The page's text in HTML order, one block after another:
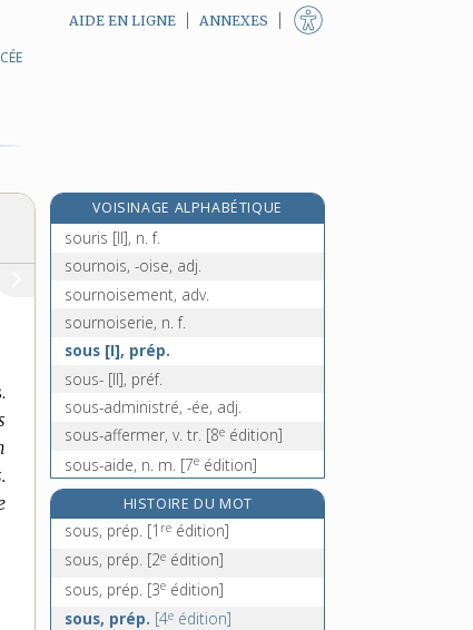
AIDE EN LIGNE ANNEXES
VOISINAGE ALPHABÉTIQUE
souris [I], n. m.
souris [II], n. f.
sournois, -oise, adj.
sournoisement, adv.
sournoiserie, n. f.
sous [I], prép.
sous- [II], préf.
sous-administré, -ée, adj.
sous-affermer, v. tr. [8e édition]
sous-aide, n. m. [7e édition]
sous-alimentation, n. f.
sous-alimenter, v. tr.
sous-amendement, n. m.
sous-amender, v. tr.
[7
sous-arbrisseau, n. m.
HISTOIRE DU MOT
sous, prép. [1 re édition]
sous, prép. [2e édition]
sous, prép. [3e édition]
sous, prép. [4e édition]